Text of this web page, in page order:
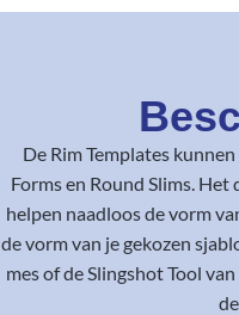
De Rim Templates
Forms en Round Slims. Het
helpen naadloos de vorm
de vorm van je gekozen
mes of de Slingshot Tool